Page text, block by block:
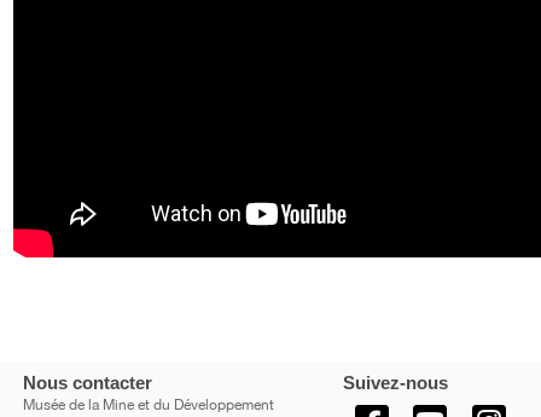
Nous contacter
Musée de la Mine et du Développement
Suivez-nous